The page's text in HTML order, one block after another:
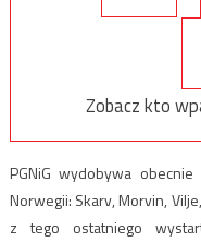
Zobacz kto
PGNiG wydobywa
Norwegii: Skarv, Morvin,
z tego ostatniego